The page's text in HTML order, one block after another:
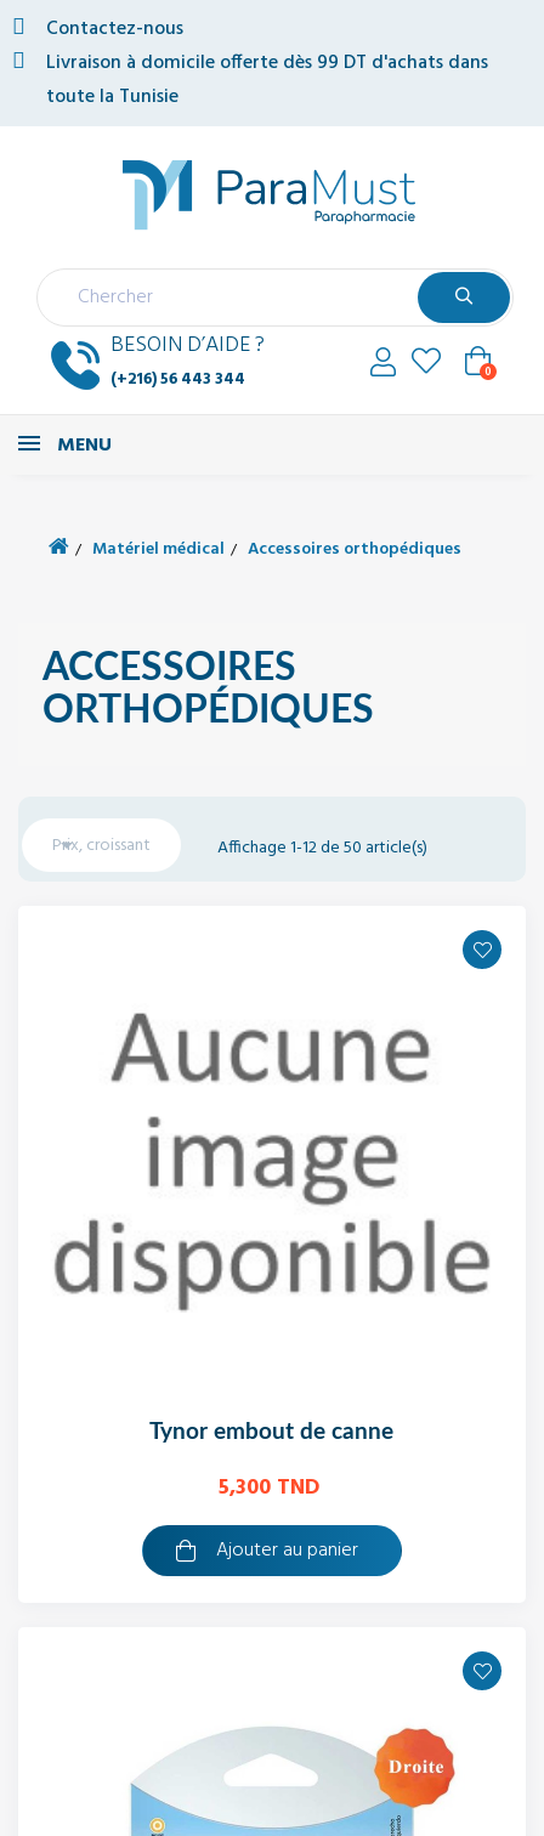
Contactez-nous
Livraison à domicile offerte dès 99 DT d'achats dans
toute la Tunisie
BESOIN D’AIDE ?
(+216) 56 443 344 0
MENU
Matériel médical Accessoires orthopédiques
ACCESSOIRES
ORTHOPÉDIQUES
Prix, croissant
 Affichage 1-12 de 50 article(s)
tynor embout de canne
5,300 TND
Ajouter au panier